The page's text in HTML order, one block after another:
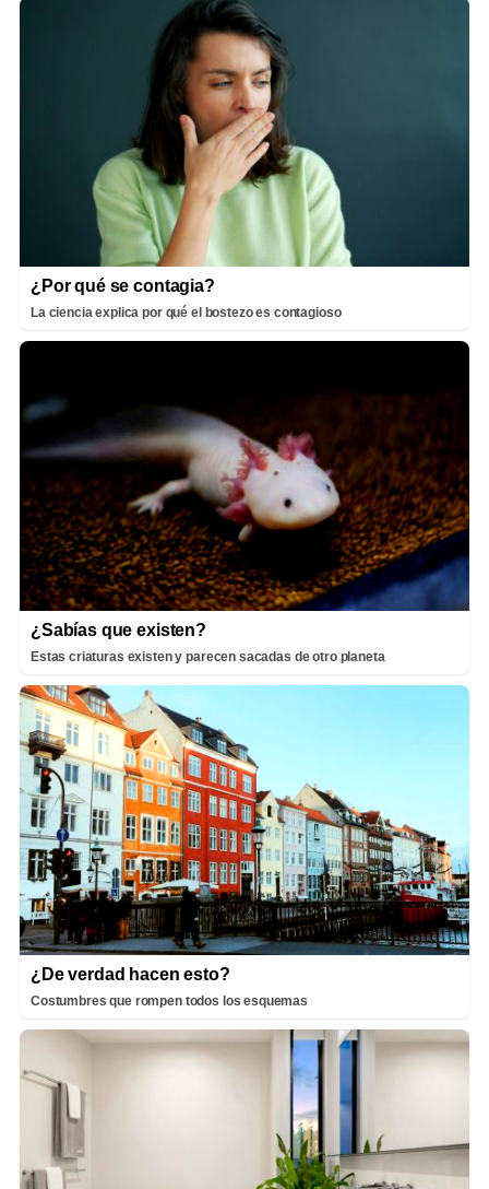
¿Por qué se contagia?
La ciencia explica por qué el bostezo es contagioso
¿Sabías que existen?
Estas criaturas existen y parecen sacadas de otro planeta
¿De verdad hacen esto?
Costumbres que rompen todos los esquemas